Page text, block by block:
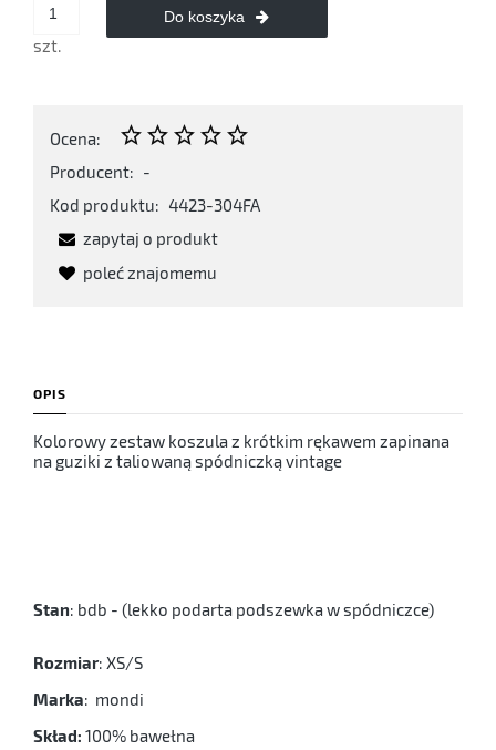
szt.
Do koszyka
Ocena:
Producent: -
Kod produktu: 4423-304FA
zapytaj o produkt
poleć znajomemu
OPIS
Kolorowy zestaw koszula z krótkim rękawem zapinana
na guziki z taliowaną spódniczką vintage
Stan: bdb - (lekko podarta podszewka w spódniczce)
Rozmiar: XS/S
Marka: mondi
Skład: 100% bawełna